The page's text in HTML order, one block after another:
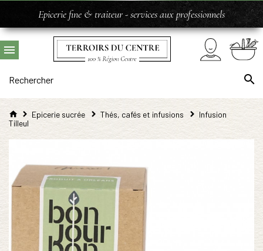
Epicerie fine & traiteur - services aux professionnels
Epicerie sucrée Thés, cafés et infusions
Infusion
Tilleul